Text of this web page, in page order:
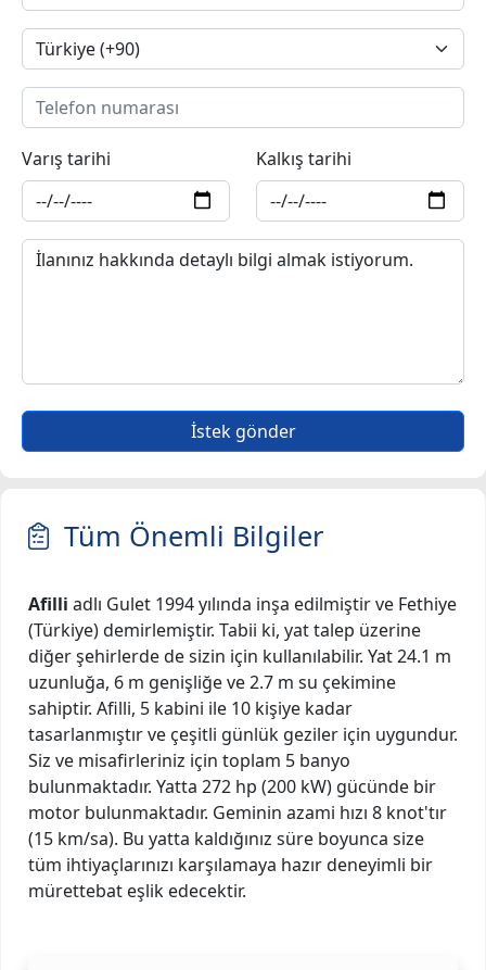
Varış tarihi Kalkış tarihi
İstek gönder
Tüm Önemli Bilgiler
Afilli adlı Gulet 1994 yılında inşa edilmiştir ve Fethiye
(Türkiye) demirlemiştir. Tabii ki, yat talep üzerine
diğer şehirlerde de sizin için kullanılabilir. Yat 24.1 m
uzunluğa, 6 m genişliğe ve 2.7 m su çekimine
sahiptir. Afilli, 5 kabini ile 10 kişiye kadar
tasarlanmıştır ve çeşitli günlük geziler için uygundur.
Siz ve misafirleriniz için toplam 5 banyo
bulunmaktadır. Yatta 272 hp (200 kW) gücünde bir
motor bulunmaktadır. Geminin azami hızı 8 knot'tır
(15 km/sa). Bu yatta kaldığınız süre boyunca size
tüm ihtiyaçlarınızı karşılamaya hazır deneyimli bir
mürettebat eşlik edecektir.